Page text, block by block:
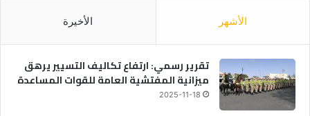
الأشهر الأخيرة
تقرير رسمي: ارتفاع تكاليف التسيير يرهق
ميزانية المفتشية العامة للقوات المساعدة
2025-11-18